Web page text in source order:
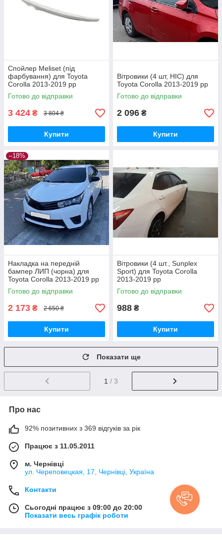
Спойлер Meliset (під
фарбування) для Toyota
Corolla 2013-2019 рр
Готово до відправки
3 424 ₴ 3 804 ₴
Купити
Вітровики (4 шт, HIC) для
Toyota Corolla 2013-2019 рр
Готово до відправки
2 096 ₴
Купити
–18%
Накладка на передній
бампер ЛИП (чорна) для
Toyota Corolla 2013-2019 рр
Готово до відправки
2 173 ₴ 2 650 ₴
Купити
Вітровики (4 шт., Sunplex
Sport) для Toyota Corolla
2013-2019 рр
Готово до відправки
988 ₴
Купити
Показати ще
1 / 3
Про нас
92% позитивних з 369 відгуків за рік
Працює з 11.05.2011
м. Чернівці
ул. Череповецкая, 17, Чернівці, Україна
Контакти
Сьогодні працює з 09:00 до 20:00
Показати весь графік роботи